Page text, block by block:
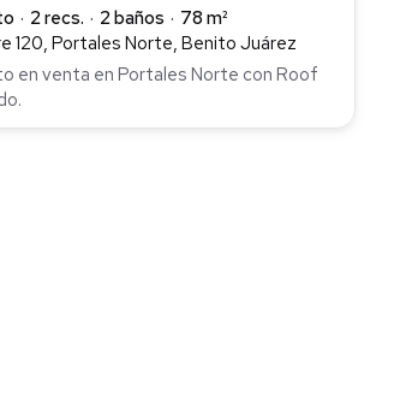
2 recs. 2 baños
78 m²
120, Portales Norte, Benito Juárez
en venta en Portales Norte con Roof